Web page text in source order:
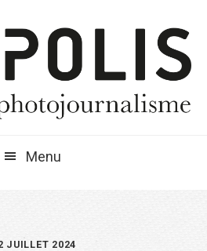
Menu
JUILLET 2024